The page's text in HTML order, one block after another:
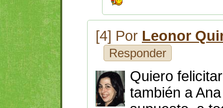
[4] Por Leonor
Responder
Quiero
también a